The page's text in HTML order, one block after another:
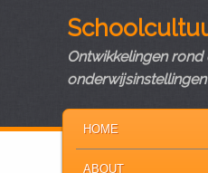
Ontwikkelingen
onderwijsinstellingen
SKIP TO PRIMARY
SKIP TO
HOME
ABOUT